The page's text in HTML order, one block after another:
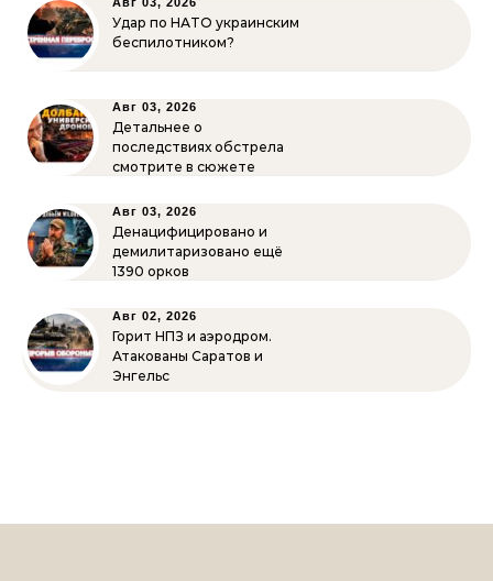
Удар по НАТО украинским
беспилотником?
Авг 03, 2026
Детальнее о
последствиях обстрела
смотрите в сюжете
Авг 03, 2026
Денацифицировано и
демилитаризовано ещё
1390 орков
Авг 02, 2026
Горит НПЗ и аэродром.
Атакованы Саратов и
Энгельс